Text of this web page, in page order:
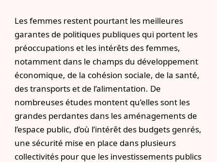
Les femmes restent pourtant les meilleures
garantes de politiques publiques qui portent les
préoccupations et les intérêts des femmes,
notamment dans le champs du développement
économique, de la cohésion sociale, de la santé,
des transports et de l’alimentation. De
nombreuses études montent qu’elles sont les
grandes perdantes dans les aménagements de
l’espace public, d’où l’intérêt des budgets genrés,
une sécurité mise en place dans plusieurs
collectivités pour que les investissements publics